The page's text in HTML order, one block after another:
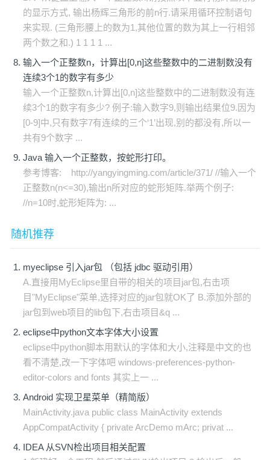
的显示方式, 输出杨辉三角形的前n行.请采用循环控制语句
来实现. (三角形腰上的数为1,其他位置的数为其上一行相邻
两个数之和.) 1 1 1 1 ...
输入一个正整数n，计算出[0,n]这些整数中的二进制数没有
连续3个1的数字有多少
输入一个正整数n,计算出[0,n]这些整数中的二进制数没有连
续3个1的数字有多少? 例子:输入数字9,则输出结果位9.因为
[0-9]中,只有数字7有连续的三个‘1’出现,别的都没有,所以一
共有9个数字 ...
Java 输入一个正整数，按蛇形打印。
参考博客: http://yangyingming.com/article/371/ //输入一个
正整数n(n<=30),输出n所对应的蛇形矩阵.举两个例子:
//n=10时,蛇形矩阵为: ...
随机推荐
myeclipse 引入jar包 （包括 jdbc 驱动引用）
A.直接用MyEclipse里自带的相关的项目jar包,右击项
目"MyEclipse"菜单,选择对应的jar包就OK了 B.添加外部的
jar包到web项目的lib包下,右击项目&q ...
eclipse中python文本字体大小设置
eclipse中python脚本用默认的字体和大小,注释是中文的也
看不清楚,改一下字体吧 windows-preferences-python-
editor-colors and fonts 其实上一 ...
Android 实现卫星菜单（精简版）
MainActivity.java public class MainActivity extends
AppCompatActivity { private ArcDemo mArc; privat ...
IDEA 从SVN检出项目相关配置